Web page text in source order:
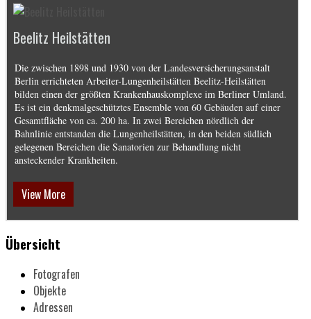
Beelitz Heilstätten
Die zwischen 1898 und 1930 von der Landesversicherungsanstalt
Berlin errichteten Arbeiter-Lungenheilstätten Beelitz-Heilstätten
bilden einen der größten Krankenhauskomplexe im Berliner Umland.
Es ist ein denkmalgeschütztes Ensemble von 60 Gebäuden auf einer
Gesamtfläche von ca. 200 ha. In zwei Bereichen nördlich der
Bahnlinie entstanden die Lungenheilstätten, in den beiden südlich
gelegenen Bereichen die Sanatorien zur Behandlung nicht
ansteckender Krankheiten.
View More
Übersicht
Fotografen
Objekte
Adressen